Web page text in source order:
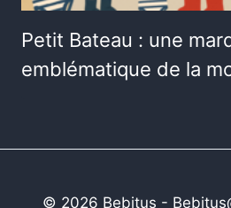
Petit Bateau : une
emblématique de la
© 2026 Bebitus -